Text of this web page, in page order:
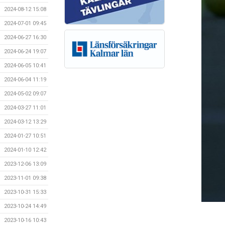
2024-08-12 15:08
2024-07-01 09:45
2024-06-27 16:30
2024-06-24 19:07
2024-06-05 10:41
2024-06-04 11:19
2024-05-02 09:07
2024-03-27 11:01
2024-03-12 13:29
2024-01-27 10:51
2024-01-10 12:42
2023-12-06 13:09
2023-11-01 09:38
2023-10-31 15:33
2023-10-24 14:49
2023-10-16 10:43